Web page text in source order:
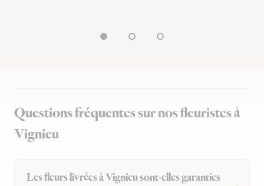
Questions fréquentes sur nos fleuristes à
Vignieu
Les fleurs livrées à Vignieu sont-elles garanties